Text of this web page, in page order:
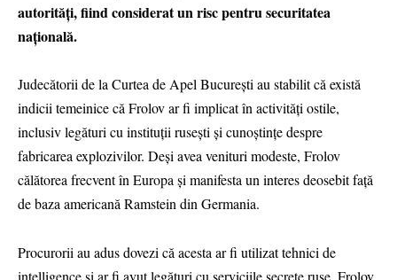
autorități, fiind considerat un risc pentru securitatea
națională.
Judecătorii de la Curtea de Apel București au stabilit că există
indicii temeinice că Frolov ar fi implicat în activități ostile,
inclusiv legături cu instituții rusești și cunoștințe despre
fabricarea explozivilor. Deși avea venituri modeste, Frolov
călătorea frecvent în Europa și manifesta un interes deosebit față
de baza americană Ramstein din Germania.
Procurorii au adus dovezi că acesta ar fi utilizat tehnici de
intelligence și ar fi avut legături cu serviciile secrete ruse. Frolov